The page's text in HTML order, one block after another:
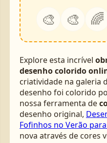
🎨 🎨 🌈
Explore esta incrível
desenho colorido
criatividade na galeria
desenho foi colorido
nossa ferramenta de
desenho original,
Fofinhos no Verão
nova através de cores